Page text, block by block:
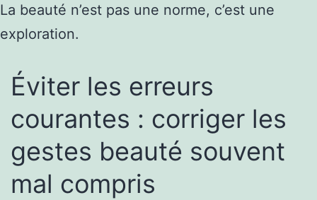
La beauté n’est pas une norme, c’est une
exploration.
Éviter les erreurs
courantes : corriger les
gestes beauté souvent
mal compris